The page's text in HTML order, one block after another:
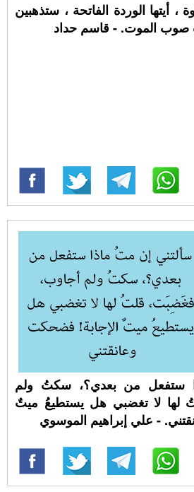
، أيتها الوردة الفاتحة ، ستذهبين
الموت. - قاسم حداد
ستفعل من بعدي؟، سكتُ ولم
لها لا تغضبي هل يستطيعُ ميتٌ
- علي إبراهيم الموسوي